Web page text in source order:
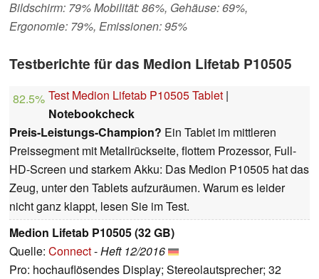
Bildschirm: 79% Mobilität: 86%, Gehäuse: 69%,
Ergonomie: 79%, Emissionen: 95%
Testberichte für das Medion Lifetab P10505
82.5% Test Medion Lifetab P10505 Tablet |
Notebookcheck
Preis-Leistungs-Champion? Ein Tablet im mittleren
Preissegment mit Metallrückseite, flottem Prozessor, Full-
HD-Screen und starkem Akku: Das Medion P10505 hat das
Zeug, unter den Tablets aufzuräumen. Warum es leider
nicht ganz klappt, lesen Sie im Test.
Medion Lifetab P10505 (32 GB)
Quelle: Connect-Heft 12/2016
Pro: hochauflösendes Display; Stereolautsprecher; 32